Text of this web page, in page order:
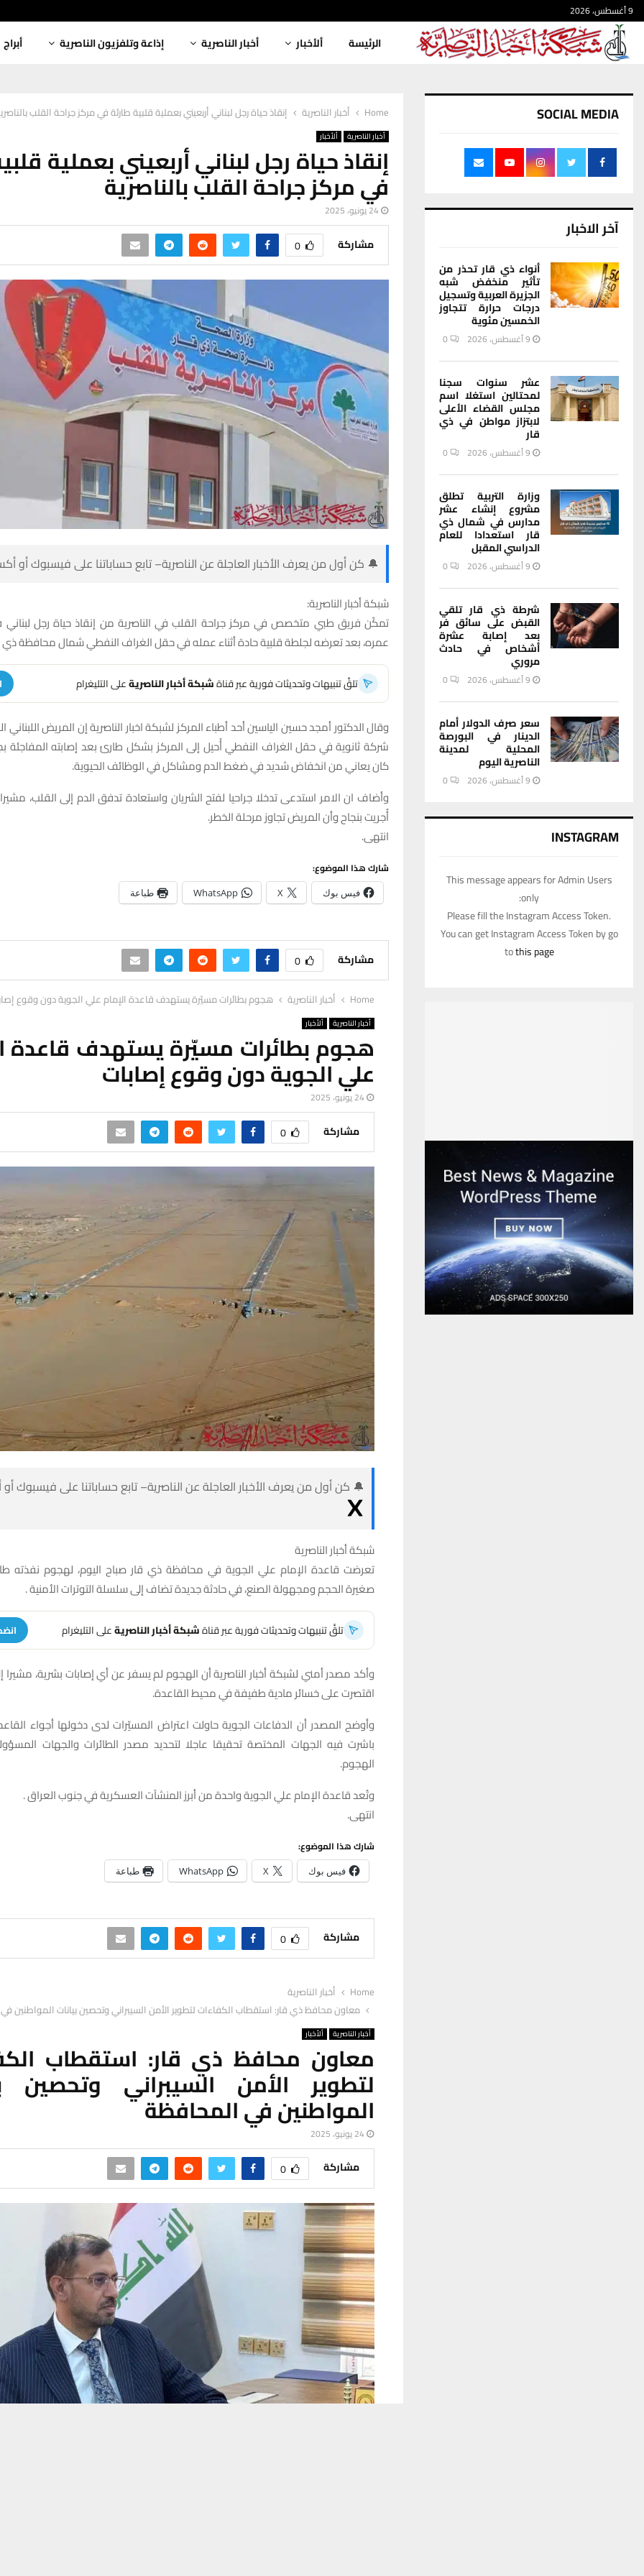
9 أغسطس، 2026
الرئيسة ألأخبار أخبار الناصرية إذاعة وتلفزيون الناصرية أبراج
Home أخبار الناصرية إنقاذ حياة رجل لبناني أربعيني بعملية قلبية طارئة في مركز جراحة القلب
أخبار الناصرية ألأخبار
إنقاذ حياة رجل لبناني أربعيني بعملية
في مركز جراحة القلب بالناصرية
24 يونيو، 2025
مشاركة 0
🔔 كن أول من يعرف الأخبار العاجلة عن الناصرية– تابع حساباتنا على فيسبوك أو
شبكة أخبار الناصرية:
تمكّن فريق طبي متخصص في مركز جراحة القلب في الناصرية من إنقاذ حياة رجل لبناني
عمره، بعد تعرضه لجلطة قلبية حادة أثناء عمله في حقل الغراف النفطي شمال محافظة ذي
تلقَّ تنبيهات وتحديثات فورية عبر قناةشبكة أخبار الناصريةعلى التليغرام
وقال الدكتور أمجد حسين الياسين أحد أطباء المركز لشبكة اخبار الناصرية إن المريض
شركة ثانوية في حقل الغراف النفطي أُحيل إلى المركز بشكل طارئ بعد إصابته المفاجئة
كان يعاني من انخفاض شديد في ضغط الدم ومشاكل في الوظائف الحيوية.
وأضاف ان الامر استدعى تدخلا جراحيا لفتح الشريان واستعادة تدفق الدم إلى القلب،
أُجريت بنجاح وأن المريض تجاوز مرحلة الخطر.
انتهى.
شارك هذا الموضوع:
فيس بوك X
WhatsApp طباعة
مشاركة 0
Home أخبار الناصرية هجوم بطائرات مسيّرة يستهدف قاعدة الإمام علي الجوية دون وقوع
أخبار الناصرية ألأخبار
هجوم بطائرات مسيّرة يستهدف قاعدة
علي الجوية دون وقوع إصابات
24 يونيو، 2025
مشاركة 0
🔔 كن أول من يعرف الأخبار العاجلة عن الناصرية– تابع حساباتنا على فيسبوك
شبكة أخبار الناصرية
تعرضت قاعدة الإمام علي الجوية في محافظة ذي قار صباح اليوم، لهجوم نفذته
صغيرة الحجم ومجهولة الصنع، في حادثة جديدة تضاف إلى سلسلة التوترات الأمنية .
تلقَّ تنبيهات وتحديثات فورية عبر قناةشبكة أخبار الناصريةعلى التليغرام
وأكد مصدر أمني لشبكة أخبار الناصرية أن الهجوم لم يسفر عن أي إصابات بشرية، مشيرا
اقتصرت على خسائر مادية طفيفة في محيط القاعدة.
وأوضح المصدر أن الدفاعات الجوية حاولت اعتراض المسيّرات لدى دخولها أجواء
باشرت فيه الجهات المختصة تحقيقا عاجلا لتحديد مصدر الطائرات والجهات
الهجوم.
وتُعد قاعدة الإمام علي الجوية واحدة من أبرز المنشآت العسكرية في جنوب العراق .
انتهى.
شارك هذا الموضوع:
فيس بوك X
WhatsApp طباعة
مشاركة 0
Home
أخبار الناصرية
معاون محافظ ذي قار: استقطاب الكفاءات لتطوير الأمن السيبراني وتحصين بيانات المواطنين
أخبار الناصرية ألأخبار
معاون محافظ ذي قار: استقطاب
لتطوير الأمن السيبراني وتحصين
المواطنين في المحافظة
24 يونيو، 2025
مشاركة 0
SOCIAL MEDIA
آخر الاخبار
أنواء ذي قار تحذر من
تأثير منخفض شبه
الجزيرة العربية وتسجيل
درجات حرارة تتجاوز
الخمسين مئوية
9 أغسطس، 2026 0
عشر سنوات سجنا
لمحتالين استغلا اسم
مجلس القضاء الأعلى
لابتزاز مواطن في ذي
قار
9 أغسطس، 2026 0
وزارة التربية تطلق
مشروع إنشاء عشر
مدارس في شمال ذي
قار استعدادا للعام
الدراسي المقبل
9 أغسطس، 2026 0
شرطة ذي قار تلقي
القبض على سائق فر
بعد إصابة عشرة
أشخاص في حادث
مروري
9 أغسطس، 2026 0
سعر صرف الدولار أمام
الدينار في البورصة
المحلية لمدينة
الناصرية اليوم
9 أغسطس، 2026 0
INSTAGRAM
This message appears for Admin Users
only:
Please fill the Instagram Access Token.
You can get Instagram Access Token by go
tothis page